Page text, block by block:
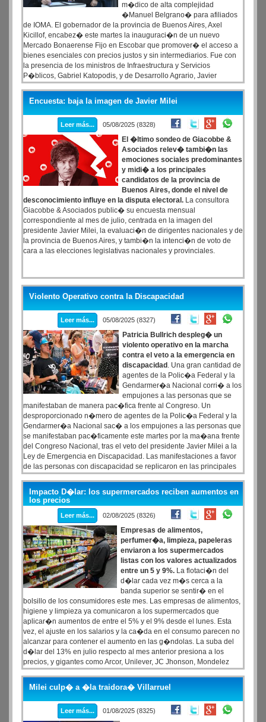
m�dico de alta complejidad
�Manuel Belgrano� para afiliados
de IOMA. El gobernador de la provincia de Buenos Aires, Axel
Kicillof, encabez� este martes la inauguraci�n de un nuevo
Mercado Bonaerense Fijo en Escobar que promover� el acceso a
bienes esenciales con precios justos y sin intermediarios. Fue con
la presencia de los ministros de Infraestructura y Servicios
P�blicos, Gabriel Katopodis, y de Desarrollo Agrario, Javier
Rodr�guez; y el intendente local, Ariel Sujarchuk. En ese marco,
Kicillof destac� que �a�n en situaciones adversas, en la
provincia de Buenos Aires seguimos llevando adelante las
pol�ticas p�blicas que promueven la producci�n y el trabajo�.
Encuesta: baja la imagen de Javier Milei
Leer más... 05/08/2025 (8328)
El �ltimo sondeo de Giacobbe &
Asociados relev� tambi�n las
emociones sociales predominantes
y midi� a los principales
candidatos de la provincia de
Buenos Aires, donde el nivel de
desconocimiento influye en la disputa electoral. La consultora
Giacobbe & Asociados public� su encuesta mensual
correspondiente al mes de julio, centrada en la imagen del
presidente Javier Milei, la evaluaci�n de dirigentes nacionales y de
la provincia de Buenos Aires, y tambi�n la intenci�n de voto de
cara a las elecciones legislativas nacionales y provinciales.
Violento Operativo contra la Discapacidad
Leer más... 05/08/2025 (8327)
Patricia Bullrich despleg� un
violento operativo en la marcha
contra el veto a la emergencia en
discapacidad . Una gran cantidad de
agentes de la Polic�a Federal y la
Gendarmer�a Nacional corri� a los
empujones a las personas que se
manifestaban de manera pac�fica frente al Congreso. Un
desproporcionado n�mero de agentes de la Polic�a Federal y la
Gendarmer�a Nacional sac� a los empujones a las personas que
se manifestaban pac�ficamente este martes por la ma�ana frente
del Congreso Nacional, tras el veto del presidente Javier Milei a la
Ley de Emergencia en Discapacidad. Las manifestaciones a favor
de las personas con discapacidad se replicaron en las principales
ciudades del pa�s. "�Sab�s que me da m�s miedo? Que mi hijo
se quede sin su escuela especial y sus terapias a que me pegue un
polic�a
Impacto D�lar: los supermercados reciben aumentos en
los precios
Leer más... 02/08/2025 (8326)
Empresas de alimentos,
perfumer�a, limpieza, papeleras
enviaron a los supermercados
listas con los valores actualizados
entre un 5 y 9%. La flotaci�n del
d�lar cada vez m�s cerca a la
banda superior se sentir� en el
bolsillo de los consumidores este mes. Las empresas de alimentos,
higiene y limpieza ya comunicaron a los supermercados que
aplicar�n aumentos de entre el 5% y el 9% desde el lunes. Esta
vez, el ajuste en los salarios y la ca�da en el consumo parecen no
alcanzar para contener el aumento en las g�ndolas. La suba del
d�lar del 13% en julio respecto al mes anterior presiona a los
precios, y gigantes como Arcor, Unilever, JC Jhonson, Mondelez
pasaron sus listas actualizadas.
Milei culp� a �la traidora� Villarruel
Leer más... 01/08/2025 (8325)